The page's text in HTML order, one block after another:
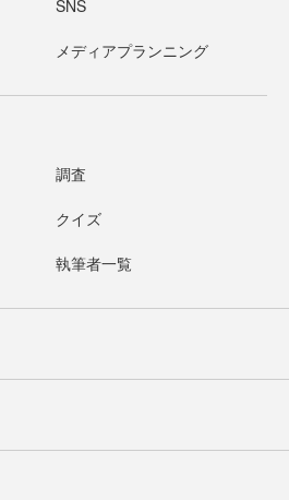
SNS
メディアプランニング
調査
クイズ
執筆者一覧